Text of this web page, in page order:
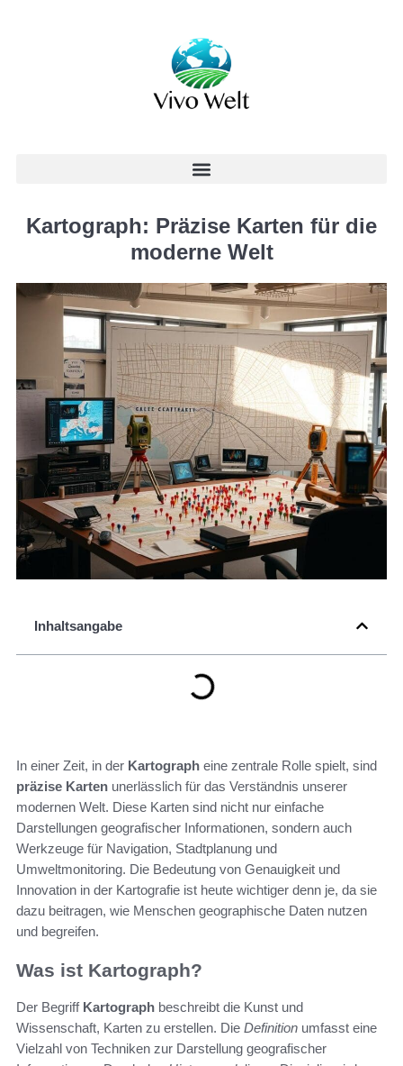
Kartograph: Präzise Karten für die
moderne Welt
Inhaltsangabe
In einer Zeit, in der Kartograph eine zentrale Rolle spielt, sind
präzise Karten unerlässlich für das Verständnis unserer
modernen Welt. Diese Karten sind nicht nur einfache
Darstellungen geografischer Informationen, sondern auch
Werkzeuge für Navigation, Stadtplanung und
Umweltmonitoring. Die Bedeutung von Genauigkeit und
Innovation in der Kartografie ist heute wichtiger denn je, da sie
dazu beitragen, wie Menschen geographische Daten nutzen
und begreifen.
Was ist Kartograph?
Der Begriff Kartograph beschreibt die Kunst und
Wissenschaft, Karten zu erstellen. Die Definition umfasst eine
Vielzahl von Techniken zur Darstellung geografischer